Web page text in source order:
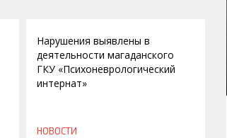
Нарушения выявлены в
деятельности магаданского
ГКУ «Психоневрологический
интернат»
НОВОСТИ